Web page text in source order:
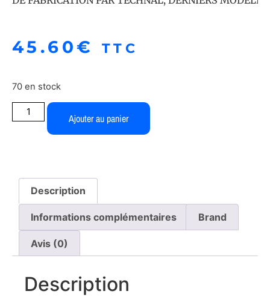
45.60€ TTC
70 en stock
Ajouter au panier
Description
Informations complémentaires Brand
Avis (0)
Description